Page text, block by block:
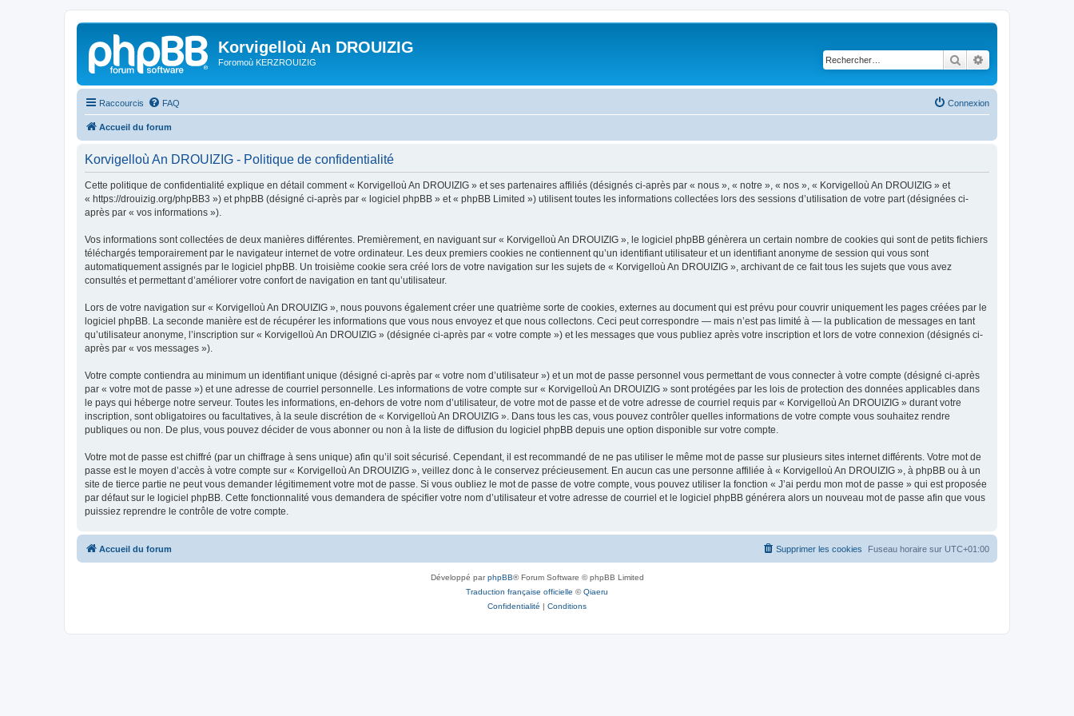
Korvigelloù An DROUIZIG
Foromoù KERZROUIZIG Rechercher
Raccourcis FAQ Connexion
Accueil du forum
Korvigelloù An DROUIZIG - Politique de confidentialité
Cette politique de confidentialité explique en détail comment « Korvigelloù An DROUIZIG » et ses partenaires affiliés (désignés ci-après par « nous », « notre », « nos », « Korvigelloù An DROUIZIG » et
« https://drouizig.org/phpBB3 ») et phpBB (désigné ci-après par « logiciel phpBB » et « phpBB Limited ») utilisent toutes les informations collectées lors des sessions d’utilisation de votre part (désignées ci-
après par « vos informations »).
Vos informations sont collectées de deux manières différentes. Premièrement, en naviguant sur « Korvigelloù An DROUIZIG », le logiciel phpBB génèrera un certain nombre de cookies qui sont de petits fichiers
téléchargés temporairement par le navigateur internet de votre ordinateur. Les deux premiers cookies ne contiennent qu’un identifiant utilisateur et un identifiant anonyme de session qui vous sont
automatiquement assignés par le logiciel phpBB. Un troisième cookie sera créé lors de votre navigation sur les sujets de « Korvigelloù An DROUIZIG », archivant de ce fait tous les sujets que vous avez
consultés et permettant d’améliorer votre confort de navigation en tant qu’utilisateur.
Lors de votre navigation sur « Korvigelloù An DROUIZIG », nous pouvons également créer une quatrième sorte de cookies, externes au document qui est prévu pour couvrir uniquement les pages créées par le
logiciel phpBB. La seconde manière est de récupérer les informations que vous nous envoyez et que nous collectons. Ceci peut correspondre — mais n’est pas limité à — la publication de messages en tant
qu’utilisateur anonyme, l’inscription sur « Korvigelloù An DROUIZIG » (désignée ci-après par « votre compte ») et les messages que vous publiez après votre inscription et lors de votre connexion (désignés ci-
après par « vos messages »).
Votre compte contiendra au minimum un identifiant unique (désigné ci-après par « votre nom d’utilisateur ») et un mot de passe personnel vous permettant de vous connecter à votre compte (désigné ci-après
par « votre mot de passe ») et une adresse de courriel personnelle. Les informations de votre compte sur « Korvigelloù An DROUIZIG » sont protégées par les lois de protection des données applicables dans
le pays qui héberge notre serveur. Toutes les informations, en-dehors de votre nom d’utilisateur, de votre mot de passe et de votre adresse de courriel requis par « Korvigelloù An DROUIZIG » durant votre
inscription, sont obligatoires ou facultatives, à la seule discrétion de « Korvigelloù An DROUIZIG ». Dans tous les cas, vous pouvez contrôler quelles informations de votre compte vous souhaitez rendre
publiques ou non. De plus, vous pouvez décider de vous abonner ou non à la liste de diffusion du logiciel phpBB depuis une option disponible sur votre compte.
Votre mot de passe est chiffré (par un chiffrage à sens unique) afin qu’il soit sécurisé. Cependant, il est recommandé de ne pas utiliser le même mot de passe sur plusieurs sites internet différents. Votre mot de
passe est le moyen d’accès à votre compte sur « Korvigelloù An DROUIZIG », veillez donc à le conservez précieusement. En aucun cas une personne affiliée à « Korvigelloù An DROUIZIG », à phpBB ou à un
site de tierce partie ne peut vous demander légitimement votre mot de passe. Si vous oubliez le mot de passe de votre compte, vous pouvez utiliser la fonction « J’ai perdu mon mot de passe » qui est proposée
par défaut sur le logiciel phpBB. Cette fonctionnalité vous demandera de spécifier votre nom d’utilisateur et votre adresse de courriel et le logiciel phpBB générera alors un nouveau mot de passe afin que vous
puissiez reprendre le contrôle de votre compte.
Accueil du forum Fuseau horaire sur UTC+01:00
Supprimer les cookies
Développé parphpBB® Forum Software © phpBB Limited
Traduction française officielle ©Qiaeru
Confidentialité | Conditions